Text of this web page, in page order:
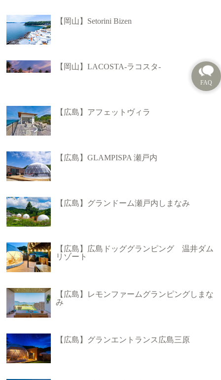
【岡山】Setorini Bizen
【岡山】LACOSTA-ラコスタ-
【広島】アフェットヴィラ
【広島】GLAMPISPA 瀬戸内
【広島】グランドーム瀬戸内しまなみ
【広島】広島ドッググランピング 温井ダム
リゾート
【広島】レモンファームグランピングしまな
み
【広島】グランエントランス広島三原